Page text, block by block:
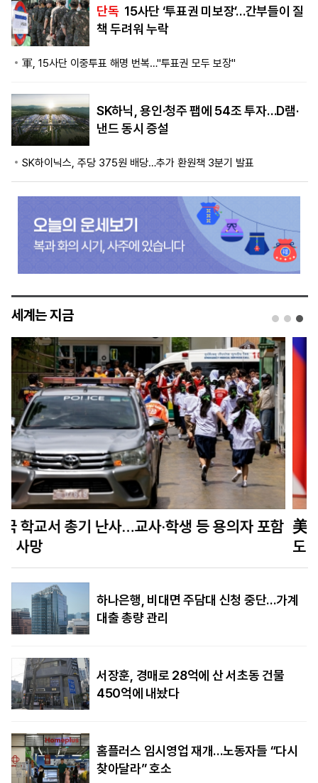
단독 15사단 ‘투표권 미보장’…간부들이 질
책 두려워 누락
軍, 15사단 이중투표 해명 번복…"투표권 모두 보장"
SK하닉, 용인·청주 팹에 54조 투자…D램·
낸드 동시 증설
SK하이닉스, 주당 375원 배당…추가 환원책 3분기 발표
세계는 지금
美정보당국 “푸틴, 수년 내 나토 회원국 공격할 수
도…결속력 시험”
하나은행, 비대면 주담대 신청 중단…가계
대출 총량 관리
서장훈, 경매로 28억에 산 서초동 건물
450억에 내놨다
홈플러스 임시영업 재개…노동자들 “다시
찾아달라” 호소